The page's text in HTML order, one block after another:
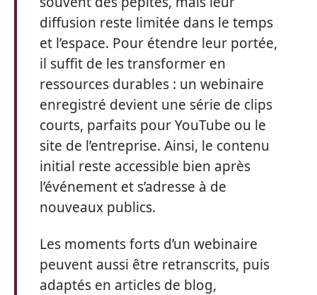
diffusion reste limitée dans le temps
et l’espace. Pour étendre leur portée,
il suffit de les transformer en
ressources durables : un webinaire
enregistré devient une série de clips
courts, parfaits pour YouTube ou le
site de l’entreprise. Ainsi, le contenu
initial reste accessible bien après
l’événement et s’adresse à de
nouveaux publics.
Les moments forts d’un webinaire
peuvent aussi être retranscrits, puis
adaptés en articles de blog,